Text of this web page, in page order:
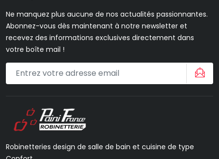
Ne manquez plus aucune de nos actualités passionnantes.
Abonnez-vous dès maintenant à notre newsletter et
recevez des informations exclusives directement dans
votre boîte mail !
Robinetteries design de salle de bain et cuisine de type